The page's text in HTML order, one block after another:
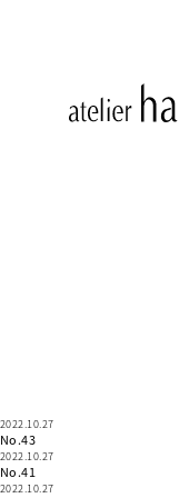
2022.10.27
No.43
2022.10.27
No.41
2022.10.27